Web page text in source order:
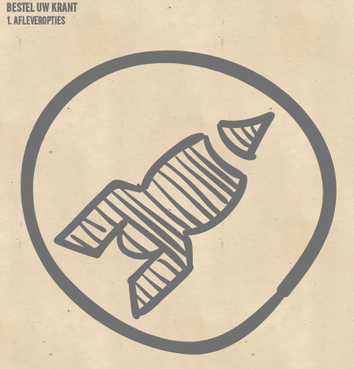
BESTEL UW KRANT
1. AFLEVEROPTIES